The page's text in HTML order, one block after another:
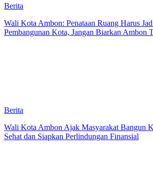
Berita
Wali Kota Ambon: Penataan Ruang Harus
Pembangunan Kota, Jangan Biarkan Ambon
Berita
Wali Kota Ambon Ajak Masyarakat Bangun
Sehat dan Siapkan Perlindungan Finansial